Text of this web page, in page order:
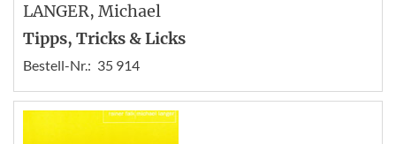
LANGER, Michael
Tipps, Tricks & Licks
Bestell-Nr.: 35 914